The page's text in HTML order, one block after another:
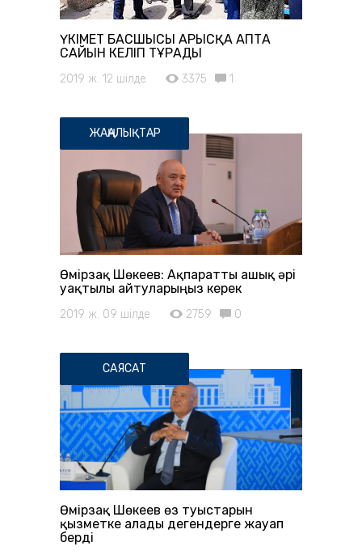
ҮКІМЕТ БАСШЫСЫ АРЫСҚА АПТА
САЙЫН КЕЛІП ТҰРАДЫ
2019 ж. 12 шілде 3375 1
ЖАҢАЛЫҚТАР
Өмірзақ Шөкеев: Ақпаратты ашық әрі
уақтылы айтуларыңыз керек
2019 ж. 09 шілде 2759 0
САЯСАТ
Өмірзақ Шөкеев өз туыстарын
қызметке алады дегендерге жауап
берді